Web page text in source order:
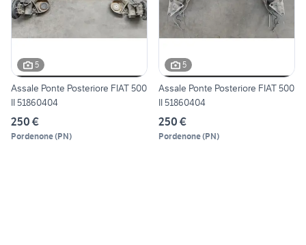
5
Assale Ponte Posteriore FIAT 500
II 51860404
250 €
Pordenone(PN)
5
Assale Ponte Posteriore FIAT 500
II 51860404
250 €
Pordenone(PN)